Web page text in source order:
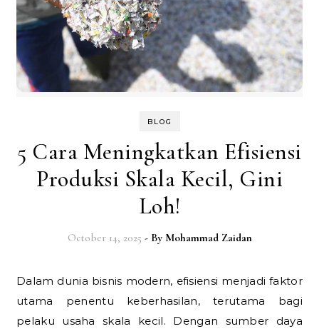
BLOG
5 Cara Meningkatkan Efisiensi
Produksi Skala Kecil, Gini
Loh!
October 14, 2025 - By Mohammad Zaidan
Dalam dunia bisnis modern, efisiensi menjadi faktor
utama penentu keberhasilan, terutama bagi
pelaku usaha skala kecil. Dengan sumber daya